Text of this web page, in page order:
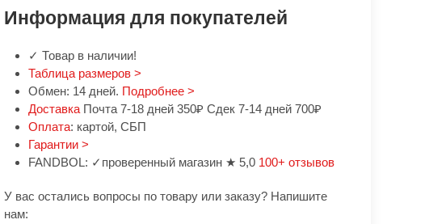
Информация для покупателей
✓ Товар в наличии!
Таблица размеров >
Обмен: 14 дней. Подробнее >
Доставка Почта 7-18 дней 350₽ Сдек 7-14 дней 700₽
Оплата: картой, СБП
Гарантии >
FANDBOL: ✓проверенный магазин ★ 5,0 100+ отзывов
У вас остались вопросы по товару или заказу? Напишите
нам: